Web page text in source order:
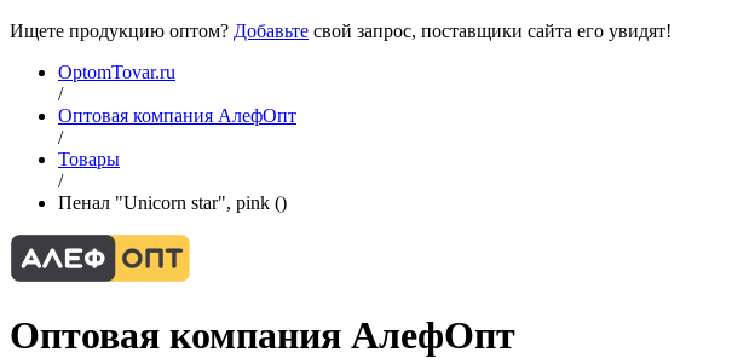
Ищете продукцию оптом? Добавьте свой запрос, поставщики сайта его увидят!
OptomTovar.ru
/
Оптовая компания АлефОпт
/
Товары
/
Пенал "Unicorn star", pink ()
Оптовая компания АлефОпт